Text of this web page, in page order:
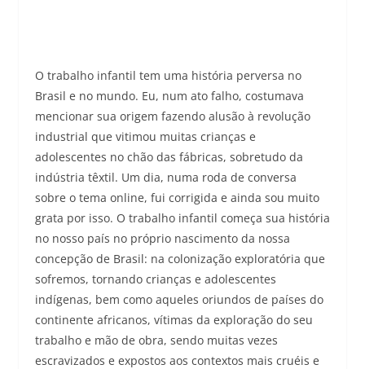
O trabalho infantil tem uma história perversa no
Brasil e no mundo. Eu, num ato falho, costumava
mencionar sua origem fazendo alusão à revolução
industrial que vitimou muitas crianças e
adolescentes no chão das fábricas, sobretudo da
indústria têxtil. Um dia, numa roda de conversa
sobre o tema online, fui corrigida e ainda sou muito
grata por isso. O trabalho infantil começa sua história
no nosso país no próprio nascimento da nossa
concepção de Brasil: na colonização exploratória que
sofremos, tornando crianças e adolescentes
indígenas, bem como aqueles oriundos de países do
continente africanos, vítimas da exploração do seu
trabalho e mão de obra, sendo muitas vezes
escravizados e expostos aos contextos mais cruéis e